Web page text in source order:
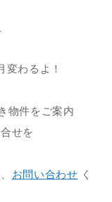
変わるよ！
物件をご案内
せを
お問い合わせ く